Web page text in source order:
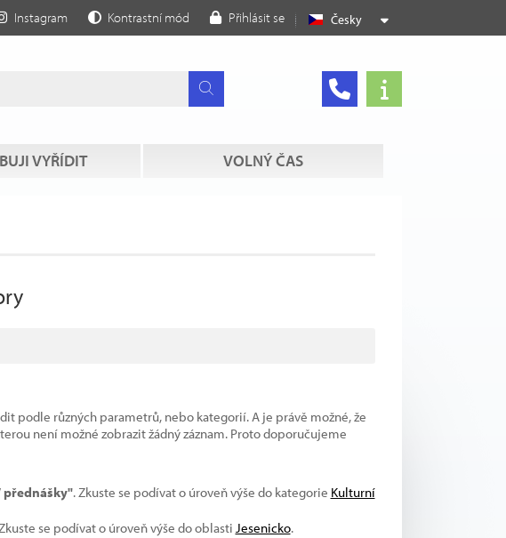
Česky
Instagram Kontrastní mód Přihlásit se
VYŘÍDIT VOLNÝ ČAS
podle různých parametrů, nebo kategorií. A je právě možné, že
není možné zobrazit žádný záznam. Proto doporučujeme
přednášky". Zkuste se podívat o úroveň výše do kategorie Kulturní
se podívat o úroveň výše do oblasti Jesenicko.